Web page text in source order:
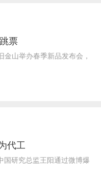
票
山举办春季新品发布会，
代工
国研究总监王阳通过微博爆